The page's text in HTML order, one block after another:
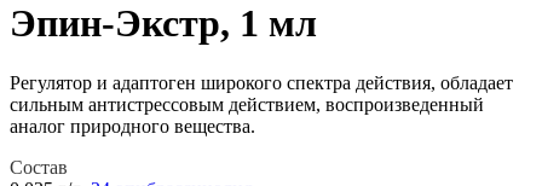
Эпин-Экстр, 1 мл
Регулятор и адаптоген широкого спектра действия, обладает
сильным антистрессовым действием, воспроизведенный
аналог природного вещества.
Состав